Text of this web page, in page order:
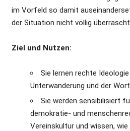
im Vorfeld so damit
der Situation nicht völlig überrascht
Ziel und Nutzen:
Sie lernen rechte
Unterwanderung und der
Sie werden sensibilisiert
demokratie- und
Vereinskultur und wissen,